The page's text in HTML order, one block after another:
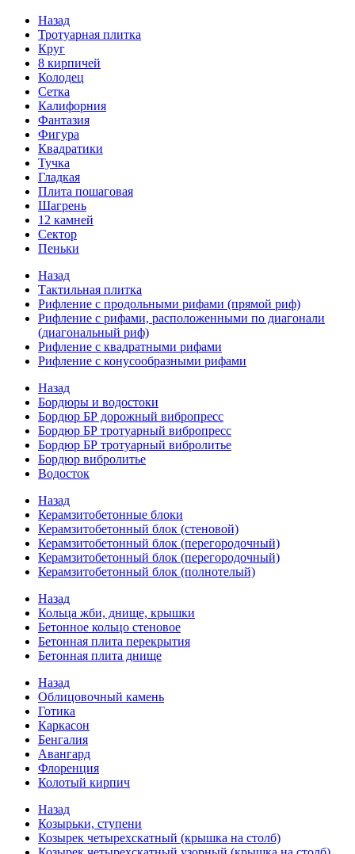
Назад
Тротуарная плитка
Круг
8 кирпичей
Колодец
Сетка
Калифорния
Фантазия
Фигура
Квадратики
Тучка
Гладкая
Плита пошаговая
Шагрень
12 камней
Сектор
Пеньки
Назад
Тактильная плитка
Рифление с продольными рифами (прямой риф)
Рифление с рифами, расположенными по диагонали
(диагональный риф)
Рифление с квадратными рифами
Рифление с конусообразными рифами
Назад
Бордюры и водостоки
Бордюр БР дорожный вибропресс
Бордюр БР тротуарный вибропресс
Бордюр БР тротуарный вибролитье
Бордюр вибролитье
Водосток
Назад
Керамзитобетонные блоки
Керамзитобетонный блок (стеновой)
Керамзитобетонный блок (перегородочный)
Керамзитобетонный блок (перегородочный)
Керамзитобетонный блок (полнотелый)
Назад
Кольца жби, днище, крышки
Бетонное кольцо стеновое
Бетонная плита перекрытия
Бетонная плита днище
Назад
Облицовочный камень
Готика
Каркасон
Бенгалия
Авангард
Флоренция
Колотый кирпич
Назад
Козырьки, ступени
Козырек четырехскатный (крышка на столб)